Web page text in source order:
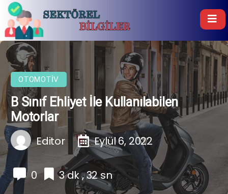
OTOMOTIV
B Sınıf Ehliyet İle Kullanılabilen
Motorlar
Editor Eylül 6, 2022
0 3 dk , 32 sn